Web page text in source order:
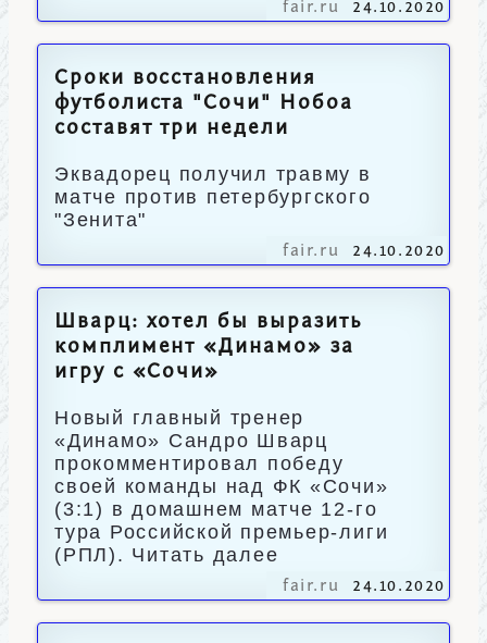
fair.ru 24.10.2020
Сроки восстановления
футболиста "Сочи" Нобоа
составят три недели
Эквадорец получил травму в
матче против петербургского
"Зенита"
fair.ru 24.10.2020
Шварц: хотел бы выразить
комплимент «Динамо» за
игру с «Сочи»
Новый главный тренер
«Динамо» Сандро Шварц
прокомментировал победу
своей команды над ФК «Сочи»
(3:1) в домашнем матче 12-го
тура Российской премьер-лиги
(РПЛ). Читать далее
fair.ru 24.10.2020